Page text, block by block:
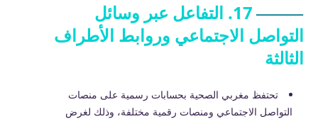
17. التفاعل عبر وسائل
التواصل الاجتماعي وروابط الأطراف
الثالثة
تحتفظ مغربي الصحية بحسابات رسمية على منصات
التواصل الاجتماعي ومنصات رقمية مختلفة، وذلك لغرض